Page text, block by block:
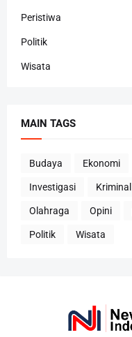
Peristiwa
Politik
Wisata
MAIN TAGS
Budaya Ekonomi
Investigasi Kriminal
Olahraga Opini
Politik Wisata